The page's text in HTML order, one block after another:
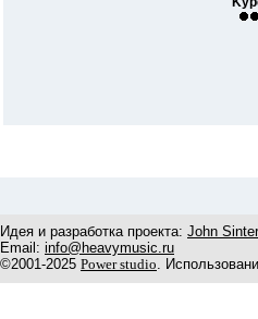
Идея и разработка проекта: John
Email: info@heavymusic.ru
©2001-2025 Power studio.